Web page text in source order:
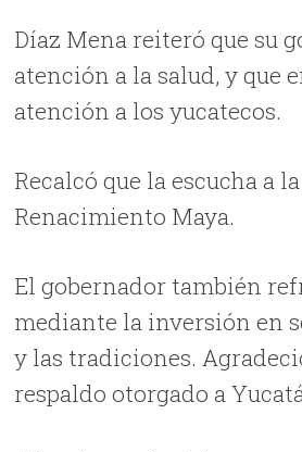
Díaz Mena reiteró que su
atención a la salud, y que
atención a los yucatecos.
Recalcó que la escucha a
Renacimiento Maya.
El gobernador también
mediante la inversión en
y las tradiciones.
respaldo otorgado a